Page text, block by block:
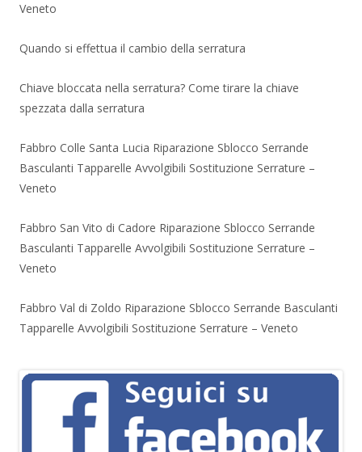
Veneto
Quando si effettua il cambio della serratura
Chiave bloccata nella serratura? Come tirare la chiave
spezzata dalla serratura
Fabbro Colle Santa Lucia Riparazione Sblocco Serrande
Basculanti Tapparelle Avvolgibili Sostituzione Serrature –
Veneto
Fabbro San Vito di Cadore Riparazione Sblocco Serrande
Basculanti Tapparelle Avvolgibili Sostituzione Serrature –
Veneto
Fabbro Val di Zoldo Riparazione Sblocco Serrande Basculanti
Tapparelle Avvolgibili Sostituzione Serrature – Veneto